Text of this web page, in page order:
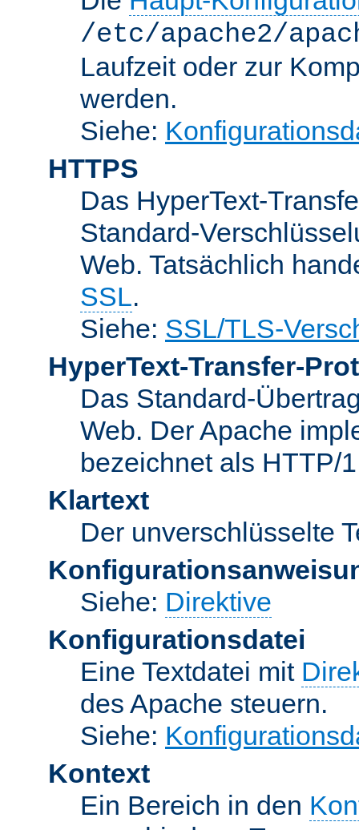
/etc/apache2/
Laufzeit oder zur
werden.
Siehe:
HTTPS
Das HyperText-
Standard-
Web. Tatsächlich
SSL.
Siehe: SSL/TLS-
HyperText-Transfer-
Das Standard-
Web. Der Apache
bezeichnet als HTTP/
Klartext
Der unverschlüsselte
Siehe: Direktive
Konfigurationsdatei
Eine Textdatei mit
des Apache steuern.
Siehe:
Kontext
Ein Bereich in den